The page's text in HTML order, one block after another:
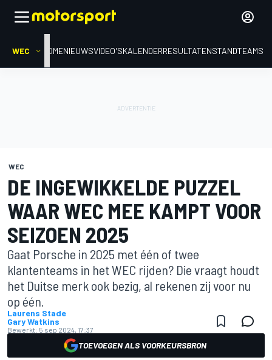
WEC HOMENIEUWSVIDEO'SKALENDERRESULTATENSTANDTEAMS
WEC
DE INGEWIKKELDE PUZZEL
WAAR WEC MEE KAMPT VOOR
SEIZOEN 2025
Gaat Porsche in 2025 met één of twee
klantenteams in het WEC rijden? Die vraagt houdt
het Duitse merk ook bezig, al rekenen zij voor nu
op één.
Laurens Stade
Gary Watkins
Bewerkt: 5 sep 2024, 17:37
TOEVOEGEN ALS VOORKEURSBRON